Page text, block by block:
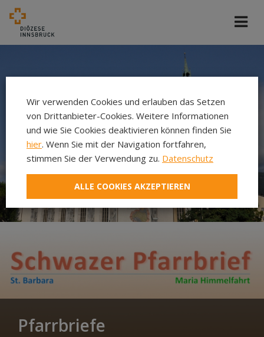
Pfarrbriefe
Wir verwenden Cookies und erlauben das Setzen
von Drittanbieter-Cookies. Weitere Informationen
und wie Sie Cookies deaktivieren können finden Sie
hier. Wenn Sie mit der Navigation fortfahren,
stimmen Sie der Verwendung zu. Datenschutz
ALLE COOKIES AKZEPTIEREN